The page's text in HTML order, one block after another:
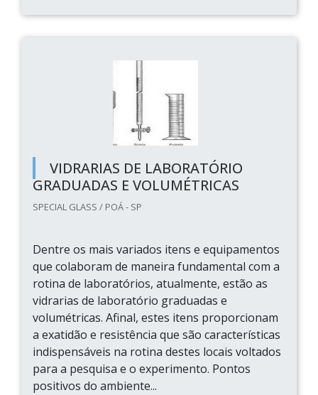
VIDRARIAS DE LABORATÓRIO
GRADUADAS E VOLUMÉTRICAS
SPECIAL GLASS / POÁ - SP
Dentre os mais variados itens e equipamentos
que colaboram de maneira fundamental com a
rotina de laboratórios, atualmente, estão as
vidrarias de laboratório graduadas e
volumétricas. Afinal, estes itens proporcionam
a exatidão e resistência que são características
indispensáveis na rotina destes locais voltados
para a pesquisa e o experimento. Pontos
positivos do ambiente...